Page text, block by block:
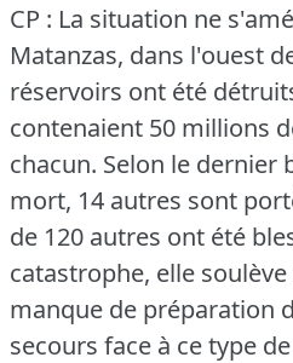
CP : La situation ne
Matanzas, dans l'ouest
réservoirs ont été
contenaient 50 millions
chacun. Selon le dernier
mort, 14 autres sont
de 120 autres ont été
catastrophe, elle
manque de préparation
secours face à ce type